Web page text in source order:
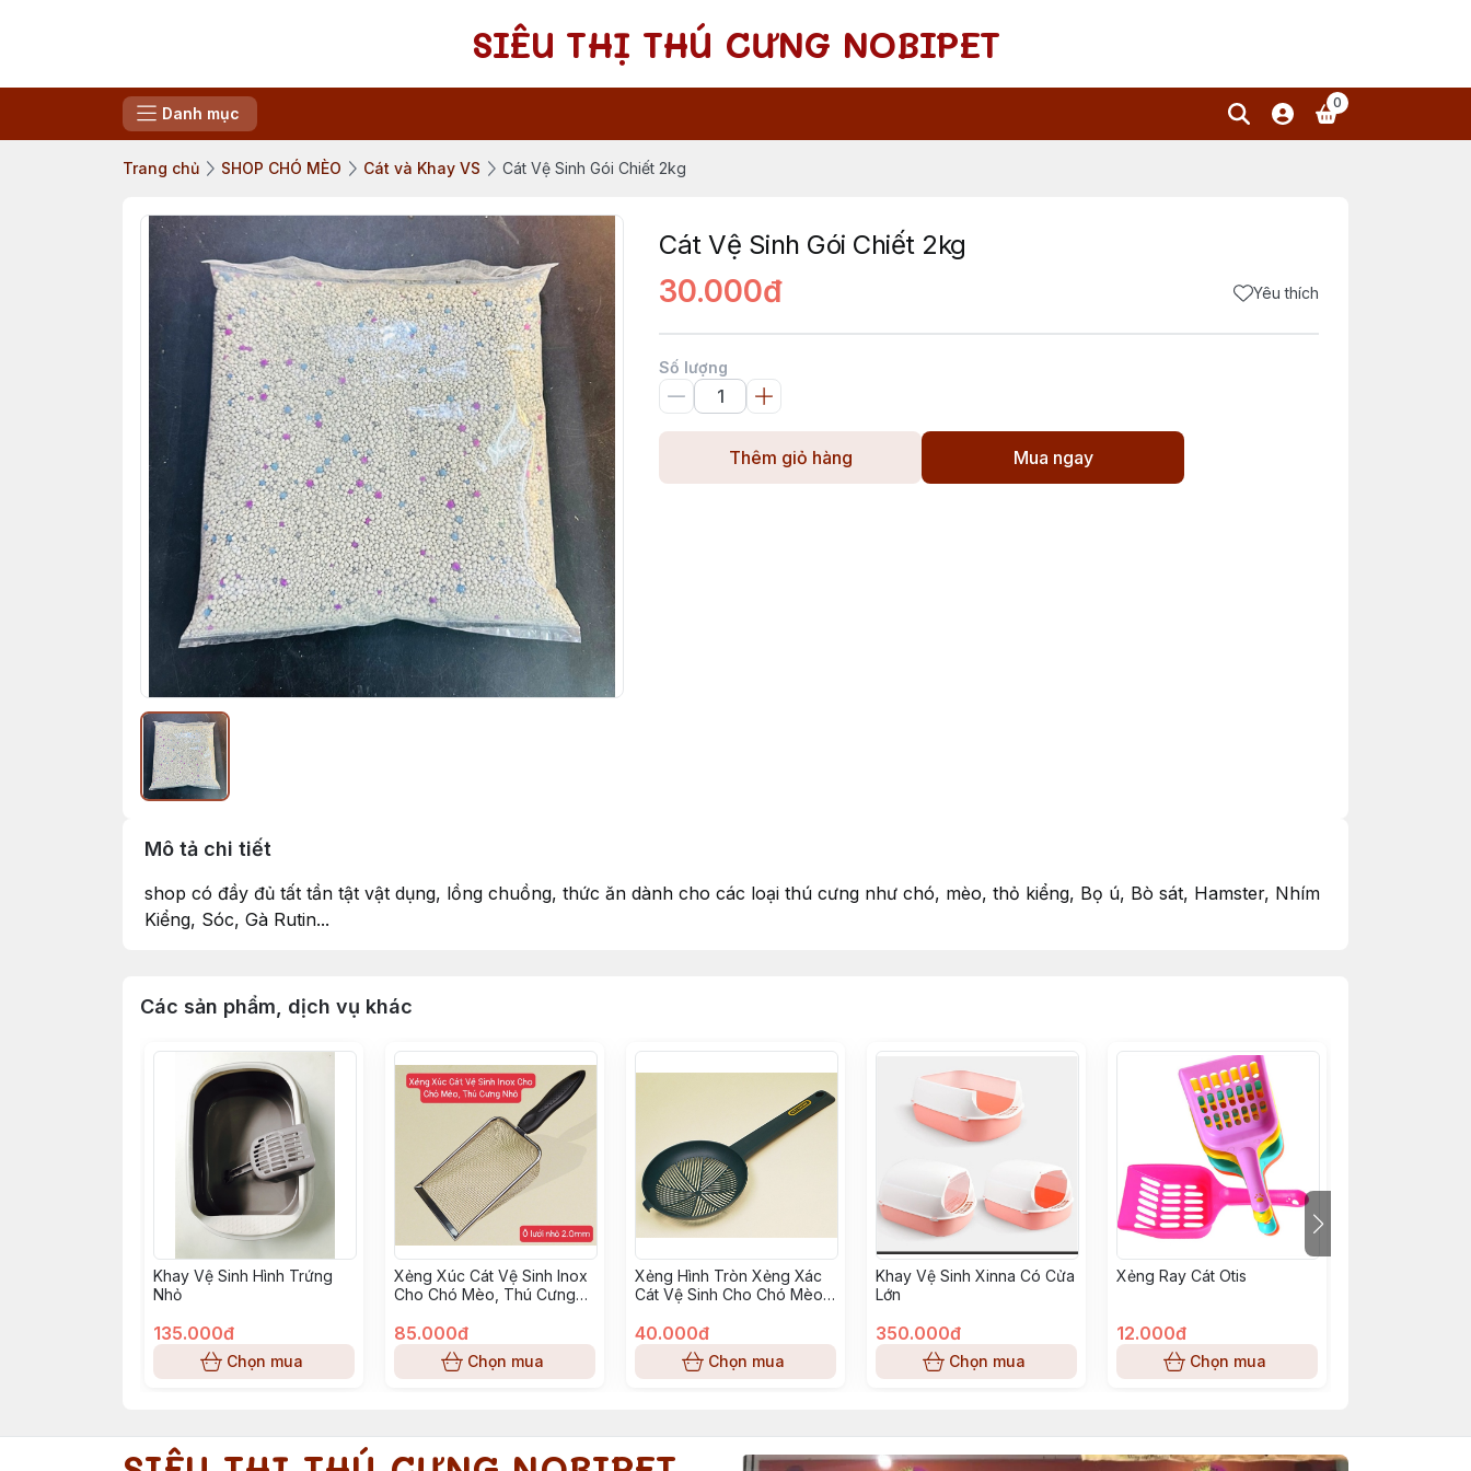
SIÊU THỊ THÚ CƯNG NOBIPET
Danh mục
0
Trang chủ SHOP CHÓ MÈO Cát và Khay VS Cát Vệ Sinh Gói Chiết 2kg
Cát Vệ Sinh Gói Chiết 2kg
30.000đ Yêu thích
Số lượng
Thêm giỏ hàng Mua ngay
Mô tả chi tiết
shop có đầy đủ tất tần tật vật dụng, lồng chuồng, thức ăn dành cho các loại thú cưng như chó, mèo, thỏ kiểng, Bọ ú, Bò sát, Hamster, Nhím
Kiểng, Sóc, Gà Rutin...
Các sản phẩm, dịch vụ khác
Khay Vệ Sinh Hình Trứng
Nhỏ
135.000đ
Chọn mua
Xẻng Xúc Cát Vệ Sinh Inox
Cho Chó Mèo, Thú Cưng
85.000đ
Chọn mua
Xẻng Hình Tròn Xẻng Xác
Cát Vệ Sinh Cho Chó Mèo
40.000đ
Chọn mua
Khay Vệ Sinh Xinna Có Cửa
Lớn
350.000đ
Chọn mua
Xẻng Ray Cát Otis
12.000đ
Chọn mua